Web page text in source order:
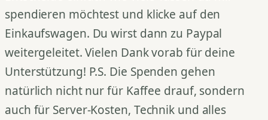
spendieren möchtest und klicke auf den
Einkaufswagen. Du wirst dann zu Paypal
weitergeleitet. Vielen Dank vorab für deine
Unterstützung! P.S. Die Spenden gehen
natürlich nicht nur für Kaffee drauf, sondern
auch für Server-Kosten, Technik und alles